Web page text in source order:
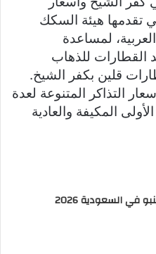
تقدمها هيئة السكك
لمساعدة
القطارات للذهاب
قلين بكفر الشيخ.
التذاكر المتنوعة لعدة
المكيفة والعادية
في السعودية 2026